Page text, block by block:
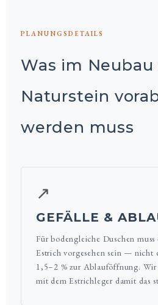
PLANUNGSDETAILS
Was im
Naturstein
werden muss
↗
GEFÄLLE &
Für bodengleiche Duschen muss
Estrich vorgesehen sein — nicht
1,5–2 % zur Ablauföffnung. Wir
mit dem Estrichleger damit das